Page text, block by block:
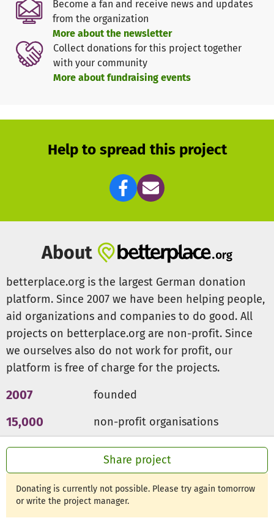
Share project
Donating is currently not possible. Please try again tomorrow
or write the project manager.
aufzumotzen: ein bisschen renovieren, ein bisschen
Instandsetzung und ein bisschen neues Equipment
besorgen.
Wann immer es die Auflagen zulassen, kommen nach wie
vor Menschen zu uns um zu proben: Sänger:innen,
Für alle diese Absichten und Aktionen brauchen wir
natürlich Kohle.- die ist momentan ziemlich schwer zu
beschaffen, weil wir keine Einnahmen durch
Veranstaltungen haben. Genau deshalb sind wir auf dieser
Plattform gelandet und bitten um deine Hilfe.
jeden Cent auf unserem Konto, damit der
Veranstaltungsraum weiter so gut es geht mit euch belebt
werden kann und perspektivisch auch im neuen Glanze
erstrahlt.
Beim Spenden ist alles möglich: von Einmalspende bis
Dauerauftrag (5 Euro / Monat können schon helfen) sind
dir keine Grenzen gesetzt und du kannst deine Spende
außerdem von der Steuer absetzen (bis 200 Euro mit
Kontoauszug nachweisbar).
so und jetzt brauchen wir dich umso dringender, damit
unser Kulturverein mit seinen Räumen nicht aufgeben
muss. Gemeinsam sind wir stark!
Become a fan and receive news and updates
from the organization
More about the newsletter
Collect donations for this project together
with your community
More about fundraising events
Help to spread this project
About
betterplace.org is the largest German donation
platform. Since 2007 we have been helping people,
aid organizations and companies to do good. All
projects on betterplace.org are non-profit. Since
we ourselves also do not work for profit, our
platform is free of charge for the projects.
2007 founded
15,000 non-profit organisations
300m € for a good cause